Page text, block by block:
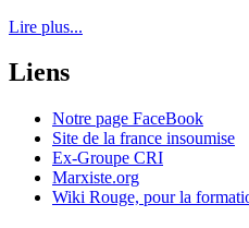
Lire plus...
Liens
Notre page FaceBook
Site de la france insoumise
Ex-Groupe CRI
Marxiste.org
Wiki Rouge, pour la